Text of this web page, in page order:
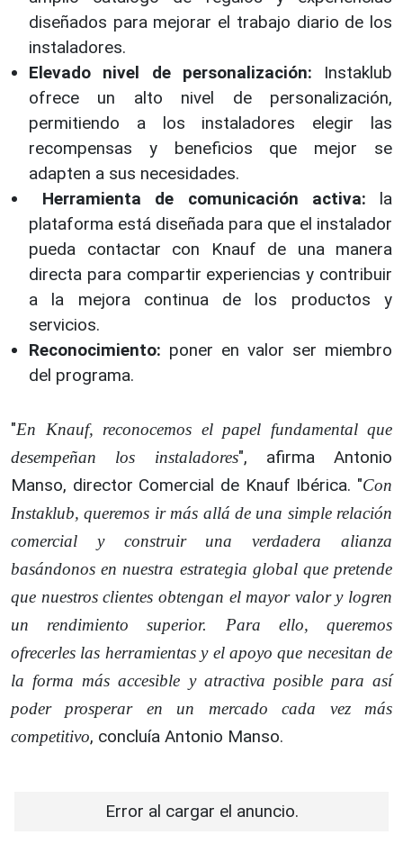
diseñados para mejorar el trabajo diario de los
instaladores.
Elevado nivel de personalización: Instaklub
ofrece un alto nivel de personalización,
permitiendo a los instaladores elegir las
recompensas y beneficios que mejor se
adapten a sus necesidades.
Herramienta de comunicación activa: la
plataforma está diseñada para que el instalador
pueda contactar con Knauf de una manera
directa para compartir experiencias y contribuir
a la mejora continua de los productos y
servicios.
Reconocimiento: poner en valor ser miembro
del programa.
"En Knauf, reconocemos el papel fundamental que
desempeñan los instaladores", afirma Antonio
Manso, director Comercial de Knauf Ibérica. "Con
Instaklub, queremos ir más allá de una simple relación
comercial y construir una verdadera alianza
basándonos en nuestra estrategia global que pretende
que nuestros clientes obtengan el mayor valor y logren
un rendimiento superior. Para ello, queremos
ofrecerles las herramientas y el apoyo que necesitan de
la forma más accesible y atractiva posible para así
poder prosperar en un mercado cada vez más
competitivo, concluía Antonio Manso.
Error al cargar el anuncio.